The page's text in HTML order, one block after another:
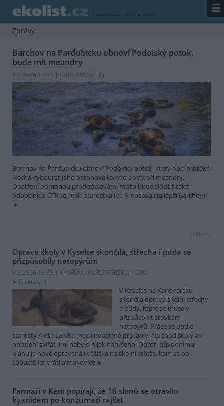
/ zpravodajství / zprávy ☰
Zprávy
Barchov na Pardubicku obnoví Podolský potok,
bude mít meandry
8.8.2026 18:53 | BARCHOV (ČTK)
Barchov na Pardubicku obnoví Podolský potok, který obcí protéká.
Nechá vybourat jeho betonové koryto a vytvoří meandry.
Opatření pomohou proti záplavám, místo bude sloužit také
odpočinku. ČTK to řekla starostka Iva Krebsová (za lepší Barchov).
reklama
Oprava školy v Kyselce skončila, střecha i půda se
přizpůsobily netopýrům
8.8.2026 18:35 | KYSELKA (KARLOVARSKO) (ČTK)
Diskuse: 1
V Kyselce na Karlovarsku
skončila oprava školní střechy
a půdy, které se musely
přizpůsobit stovkám
netopýrů. Práce se podle
starosty Aleše Labíka (nez.) nepatrně protáhly, ale chod školy ani
hnízdění zvířat jimi nebylo nijak narušeno. Oproti původnímu
plánu je nově opravená i věžička na školní střeše, kam se po
spoustě let vrátila makovice.
Farmáři v Keni popírají, že 16 slonů se otrávilo
kyanidem po konzumaci rajčat